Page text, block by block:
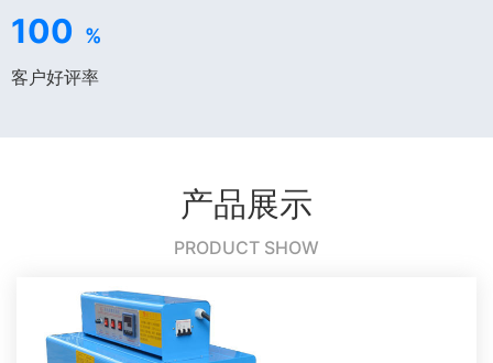
100 %
客户好评率
产品展示
PRODUCT SHOW